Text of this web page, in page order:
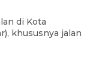
di Kota
khususnya jalan